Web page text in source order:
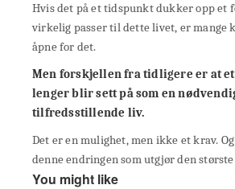
Hvis det på et tidspunkt dukker opp et
virkelig passer til dette livet, er
åpne for det.
Men forskjellen fra tidligere er at
lenger blir sett på som en
tilfredsstillende liv.
Det er en mulighet, men ikke et krav.
denne endringen som utgjør den
You might like